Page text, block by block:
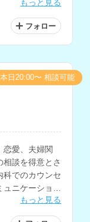
もっと見る
フォロー
恋愛、夫婦関
談を得意とさ
科でのカウンセ
ュニケーショ
応されていま
もっと見る
本日20:00〜 相談可能